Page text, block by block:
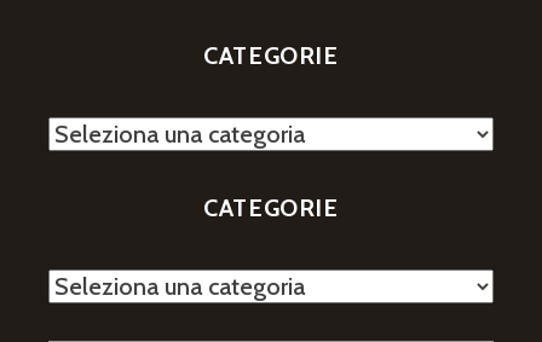
CATEGORIE
Categorie
CATEGORIE
Categorie